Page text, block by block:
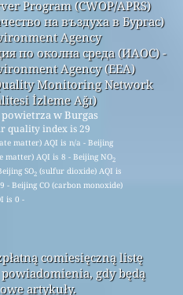
Program (CWOP/APRS)
на въздуха в Бургас)
Agency
по околна среда (ИАОС) -
Agency (EEA)
Monitoring Network
İzleme Ağı)
w Burgas
quality index is 29
matter) AQI is n/a - Beijing
AQI is 8 - Beijing NO2
SO2 (sulfur dioxide) AQI is
- Beijing CO (carbon monoxide)
is 0 -
comiesięczną listę
gdy będą
artykuły.